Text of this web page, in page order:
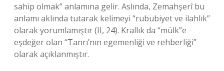
sahip olmak” anlamına gelir. Aslında, Zemahşerî bu
anlamı aklında tutarak kelimeyi “rububiyet ve ilahlık”
olarak yorumlamıştır (II, 24). Krallık da “mülk”e
eşdeğer olan “Tanrı’nın egemenliği ve rehberliği”
olarak açıklanmıştır.